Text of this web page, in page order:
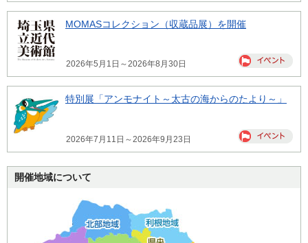
MOMASコレクション（収蔵品展）を開催
2026年5月1日～2026年8月30日
特別展「アンモナイト～太古の海からのたより～」
2026年7月11日～2026年9月23日
開催地域について